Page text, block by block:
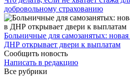
добровольному страхованию
Больничные для самозанятых:
ДНР открывает двери к выплатам
Сообщить новость
Написать в редакцию
Все рубрики